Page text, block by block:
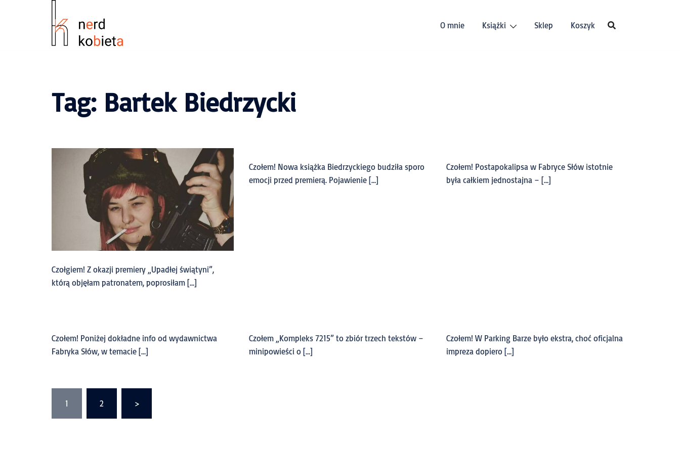
O mnie Książki Sklep Koszyk
Tag: Bartek Biedrzycki
Czołgiem! Z okazji premiery „Upadłej świątyni”,
którą objęłam patronatem, poprosiłam […]
Czołem! Nowa książka Biedrzyckiego budziła sporo
emocji przed premierą. Pojawienie […]
Czołem! Postapokalipsa w Fabryce Słów istotnie
była całkiem jednostajna – […]
Czołem! Poniżej dokładne info od wydawnictwa
Fabryka Słów, w temacie […]
Czołem „Kompleks 7215” to zbiór trzech tekstów –
minipowieści o […]
Czołem! W Parking Barze było ekstra, choć oficjalna
impreza dopiero […]
1 2 >